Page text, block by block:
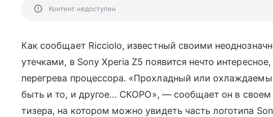
Контент недоступен
Как сообщает Ricciolo, известный своими
утечками, в Sony Xperia Z5 появится нечто
перегрева процессора. «Прохладный или
быть и то, и другое... СКОРО», — сообщает он в своем
тизера, на котором можно увидеть часть логотипа